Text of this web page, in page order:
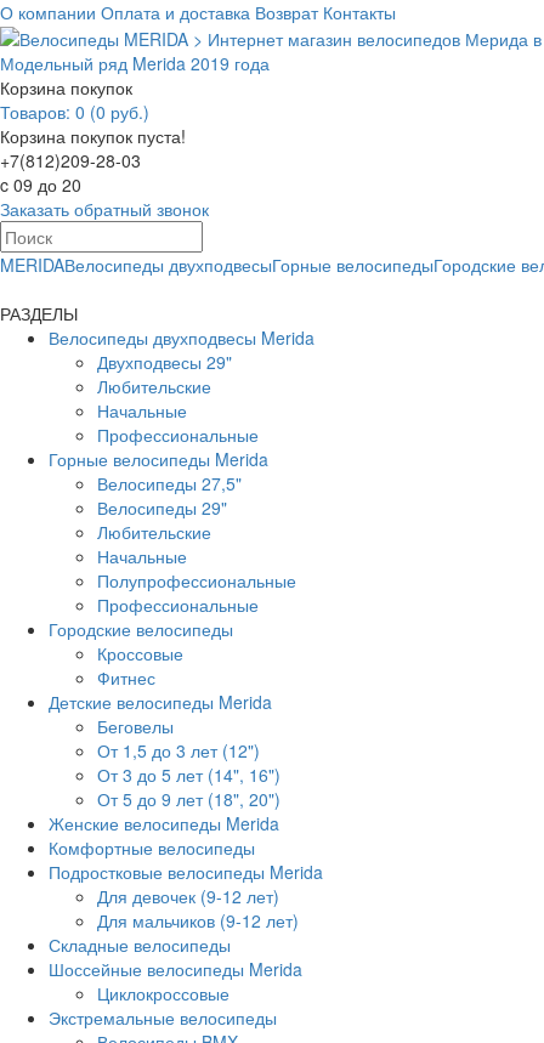
О компании Оплата и доставка Возврат Контакты
Модельный ряд Merida 2019 года
Корзина покупок
Товаров: 0 (0 руб.)
Корзина покупок пуста!
+7(812)209-28-03
c 09 до 20
Заказать обратный звонок
MERIDAВелосипеды двухподвесыГорные велосипедыГородские
РАЗДЕЛЫ
Велосипеды двухподвесы Merida
Двухподвесы 29"
Любительские
Начальные
Профессиональные
Горные велосипеды Merida
Велосипеды 27,5"
Велосипеды 29"
Любительские
Начальные
Полупрофессиональные
Профессиональные
Городские велосипеды
Кроссовые
Фитнес
Детские велосипеды Merida
Беговелы
От 1,5 до 3 лет (12")
От 3 до 5 лет (14", 16")
От 5 до 9 лет (18", 20")
Женские велосипеды Merida
Комфортные велосипеды
Подростковые велосипеды Merida
Для девочек (9-12 лет)
Для мальчиков (9-12 лет)
Складные велосипеды
Шоссейные велосипеды Merida
Циклокроссовые
Экстремальные велосипеды